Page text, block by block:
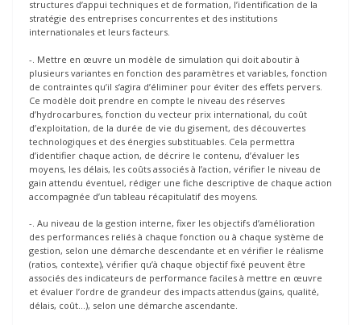
structures d’appui techniques et de formation, l’identification de la
stratégie des entreprises concurrentes et des institutions
internationales et leurs facteurs.
-. Mettre en œuvre un modèle de simulation qui doit aboutir à
plusieurs variantes en fonction des paramètres et variables, fonction
de contraintes qu’il s’agira d’éliminer pour éviter des effets pervers.
Ce modèle doit prendre en compte le niveau des réserves
d’hydrocarbures, fonction du vecteur prix international, du coût
d’exploitation, de la durée de vie du gisement, des découvertes
technologiques et des énergies substituables. Cela permettra
d’identifier chaque action, de décrire le contenu, d’évaluer les
moyens, les délais, les coûts associés à l’action, vérifier le niveau de
gain attendu éventuel, rédiger une fiche descriptive de chaque action
accompagnée d’un tableau récapitulatif des moyens.
-. Au niveau de la gestion interne, fixer les objectifs d’amélioration
des performances reliés à chaque fonction ou à chaque système de
gestion, selon une démarche descendante et en vérifier le réalisme
(ratios, contexte), vérifier qu’à chaque objectif fixé peuvent être
associés des indicateurs de performance faciles à mettre en œuvre
et évaluer l’ordre de grandeur des impacts attendus (gains, qualité,
délais, coût…), selon une démarche ascendante.